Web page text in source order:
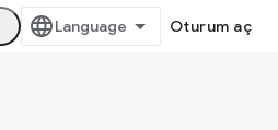
Oturum aç